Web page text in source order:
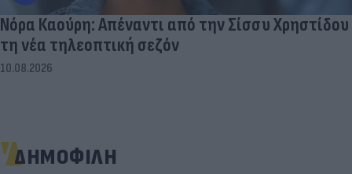
Νόρα Καούρη: Απέναντι από την Σίσσυ Χρηστίδου
τη νέα τηλεοπτική σεζόν
10.08.2026
ΔΗΜΟΦΙΛΗ